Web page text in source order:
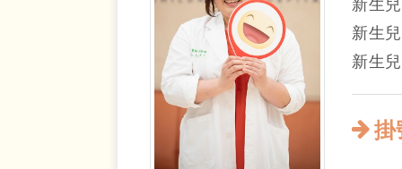
新生
新生
新生
掛